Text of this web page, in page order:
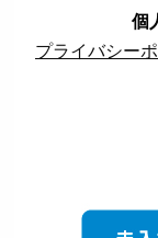
個
プライバシー